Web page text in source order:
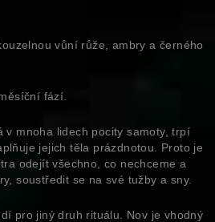
vůní růže, ambry a černého
fází.
v mnoha lidech pocity samoty, trpí
jejich těla prázdnotou. Proto je
odejít všechno, co nechceme a
soustředit se na své tužby a sny.
pro jiný druh rituálu. Nov je vhodný